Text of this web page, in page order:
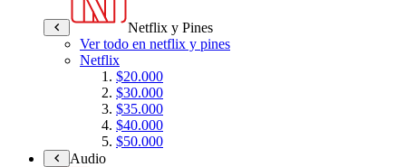
Netflix y Pines
Ver todo en netflix y pines
Netflix
$20.000
$30.000
$35.000
$40.000
$50.000
Audio